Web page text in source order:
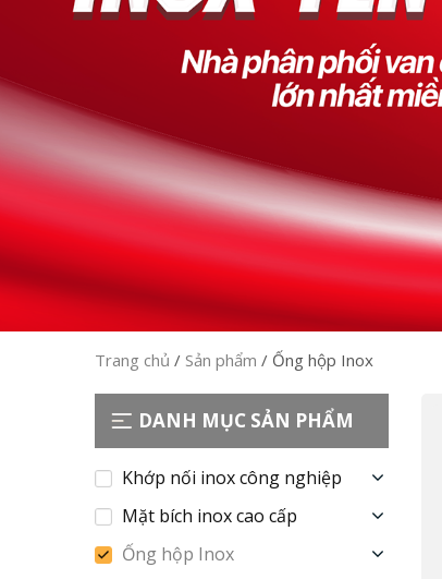
Trang chủ / Sản phẩm / Ống hộp Inox
DANH MỤC SẢN PHẨM
Khớp nối inox công nghiệp
Mặt bích inox cao cấp
Ống hộp Inox